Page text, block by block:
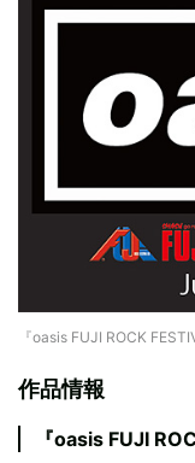
『oasis FUJI ROCK
作品情報
『oasis FUJI